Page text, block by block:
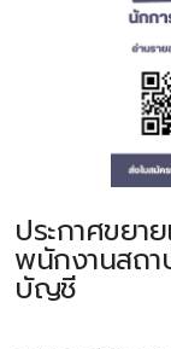
ประกาศขยา
พนักงานสถา
บัญชี